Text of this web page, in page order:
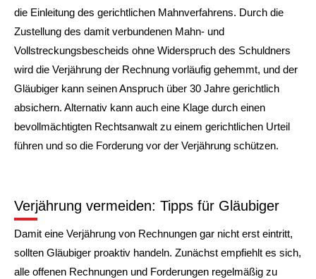
die Einleitung des gerichtlichen Mahnverfahrens. Durch die
Zustellung des damit verbundenen Mahn- und
Vollstreckungsbescheids ohne Widerspruch des Schuldners
wird die Verjährung der Rechnung vorläufig gehemmt, und der
Gläubiger kann seinen Anspruch über 30 Jahre gerichtlich
absichern. Alternativ kann auch eine Klage durch einen
bevollmächtigten Rechtsanwalt zu einem gerichtlichen Urteil
führen und so die Forderung vor der Verjährung schützen.
Verjährung vermeiden: Tipps für Gläubiger
Damit eine Verjährung von Rechnungen gar nicht erst eintritt,
sollten Gläubiger proaktiv handeln. Zunächst empfiehlt es sich,
alle offenen Rechnungen und Forderungen regelmäßig zu